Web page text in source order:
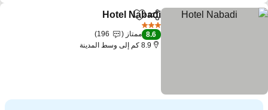
مشاركةAdd to favorites
Hotel Nabadi
8.6 ممتاز
196
8.9 كم إلى وسط المدينة